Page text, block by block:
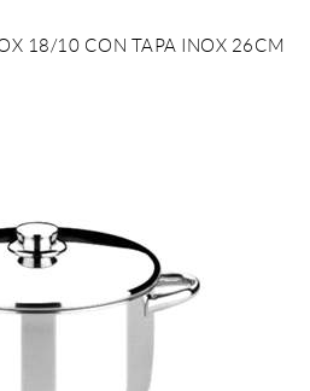
18/10 CON TAPA INOX 26CM